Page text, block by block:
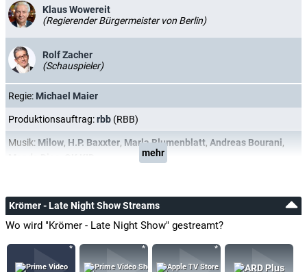
Klaus Wowereit
(Regierender Bürgermeister von Berlin)
Rolf Zacher
(Schauspieler)
Regie: Michael Maier
Produktionsauftrag:rbb (RBB)
Musik: Milow, H.P. Baxxter, Marla Blumenblatt, Andreas Bourani,
mehr
Krömer - Late Night Show Streams
Wo wird "Krömer - Late Night Show" gestreamt?